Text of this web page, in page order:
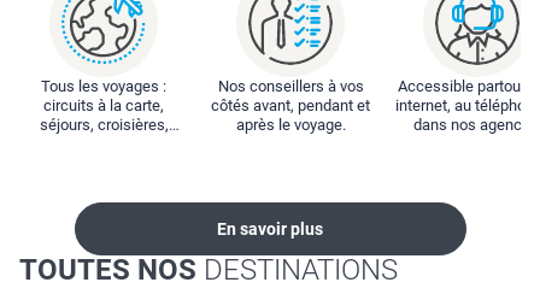
Tous les voyages :
circuits à la carte,
séjours, croisières,
Nos conseillers à vos
côtés avant, pendant et
après le voyage.
Accessible partout :
internet, au
dans nos
En savoir plus
TOUTES NOS DESTINATIONS